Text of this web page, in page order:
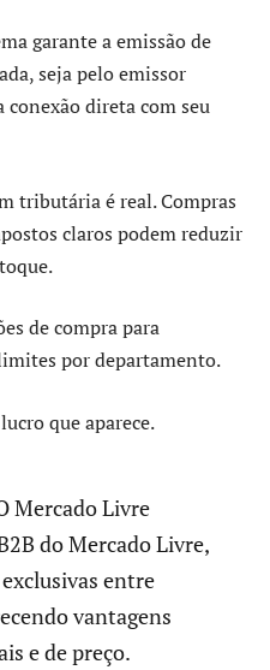
garante a emissão de
seja pelo emissor
direta com seu
tributária é real. Compras
claros podem reduzir
de compra para
por departamento.
que aparece.
Mercado Livre
do Mercado Livre,
entre
vantagens
e de preço.